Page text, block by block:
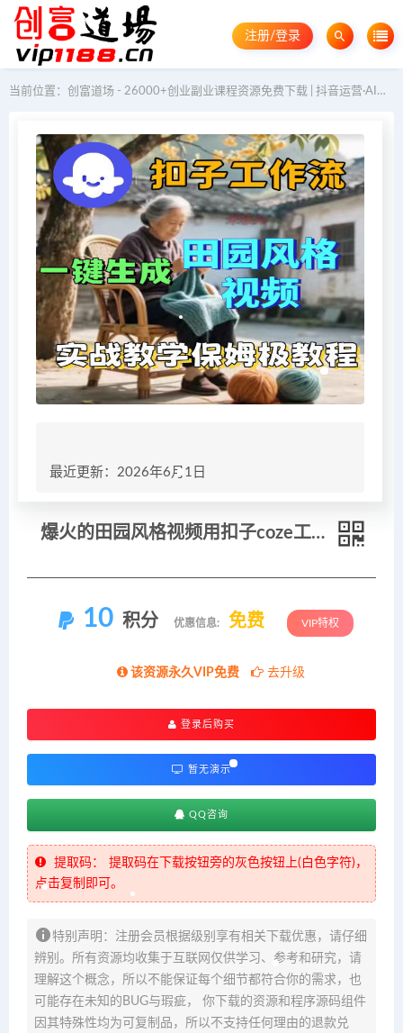
注册/登录
当前位置： 创富道场 - 26000+创业副业课程资源免费下载 | 抖音运营·AI教程·GEO优化
最近更新：2026年6月1日
爆火的田园风格视频用扣子coze工作流一键生成，保姆级搭建教程
10 积分 优惠信息: 免费 VIP特权
该资源永久VIP免费 去升级
登录后购买
暂无演示
QQ咨询
提取码：
提取码在下载按钮旁的灰色按钮上(白色字符)，
点击复制即可。
特别声明：注册会员根据级别享有相关下载优惠，请仔细
辨别。所有资源均收集于互联网仅供学习、参考和研究，请
理解这个概念，所以不能保证每个细节都符合你的需求，也
可能存在未知的BUG与瑕疵， 你下载的资源和程序源码组件
因其特殊性均为可复制品，所以不支持任何理由的退款兑